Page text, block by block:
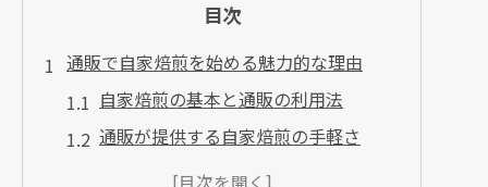
目次
通販で自家焙煎を始める魅力的な理由
自家焙煎の基本と通販の利用法
通販が提供する自家焙煎の手軽さ
自家焙煎を通販で始める際の利点